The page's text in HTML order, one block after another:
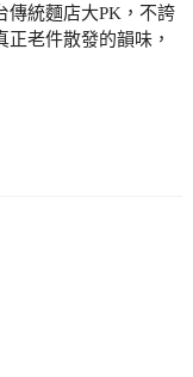
傳統麵店大PK，不誇
老件散發的韻味，